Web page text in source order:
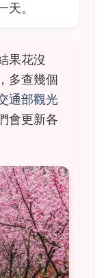
。
果花沒
多查幾個
通部觀光
會更新各